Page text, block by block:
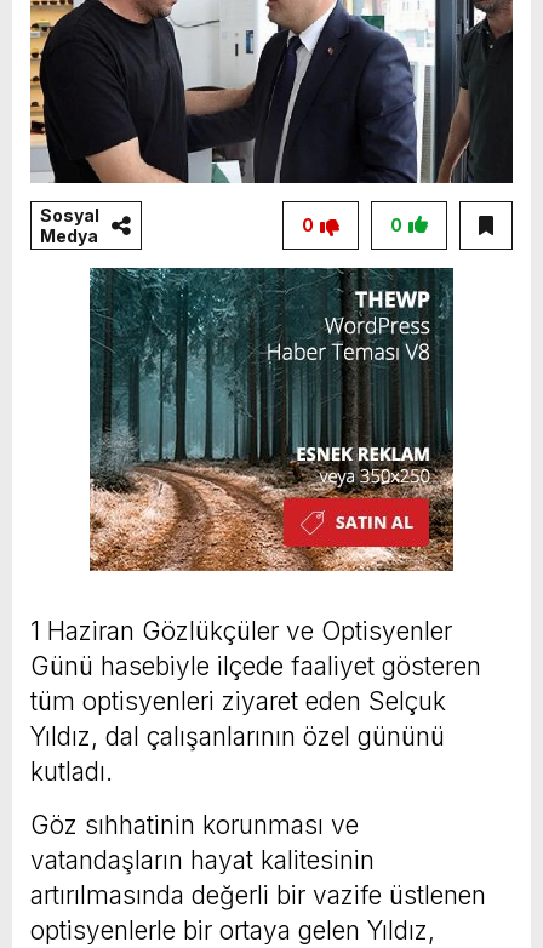
Sosyal
Medya
0
0
1 Haziran Gözlükçüler ve Optisyenler
Günü hasebiyle ilçede faaliyet gösteren
tüm optisyenleri ziyaret eden Selçuk
Yıldız, dal çalışanlarının özel gününü
kutladı.
Göz sıhhatinin korunması ve
vatandaşların hayat kalitesinin
artırılmasında değerli bir vazife üstlenen
optisyenlerle bir ortaya gelen Yıldız,